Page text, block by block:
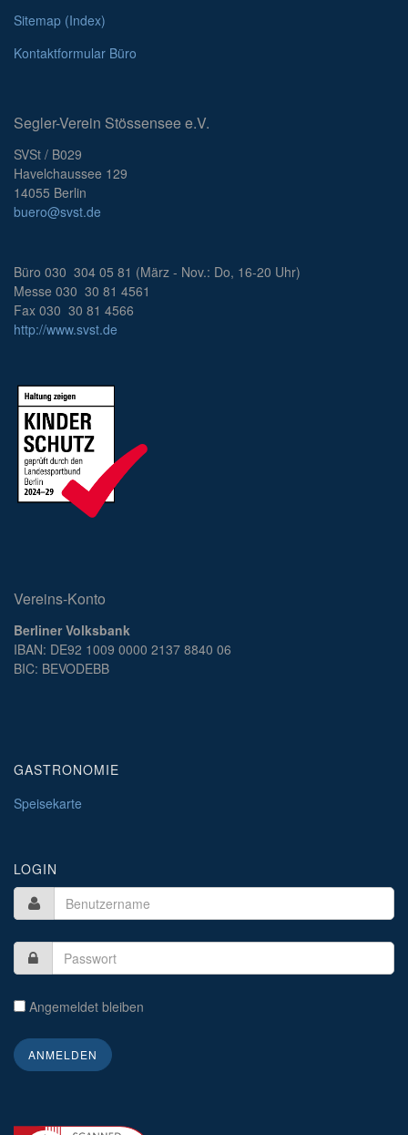
Sitemap (Index)
Kontaktformular Büro
Segler-Verein Stössensee e.V.
SVSt / B029
Havelchaussee 129
14055 Berlin
buero@svst.de
Büro 030 304 05 81 (März - Nov.: Do, 16-20 Uhr)
Messe 030 30 81 4561
Fax 030 30 81 4566
http://www.svst.de
Vereins-Konto
Berliner Volksbank
IBAN: DE92 1009 0000 2137 8840 06
BIC: BEVODEBB
GASTRONOMIE
Speisekarte
LOGIN
Angemeldet bleiben